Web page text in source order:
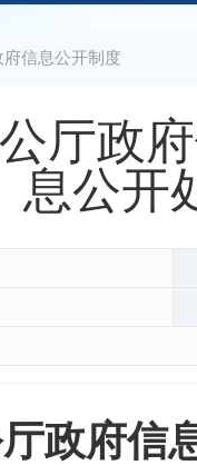
府信息公开制度
厅政
息公开
政府信